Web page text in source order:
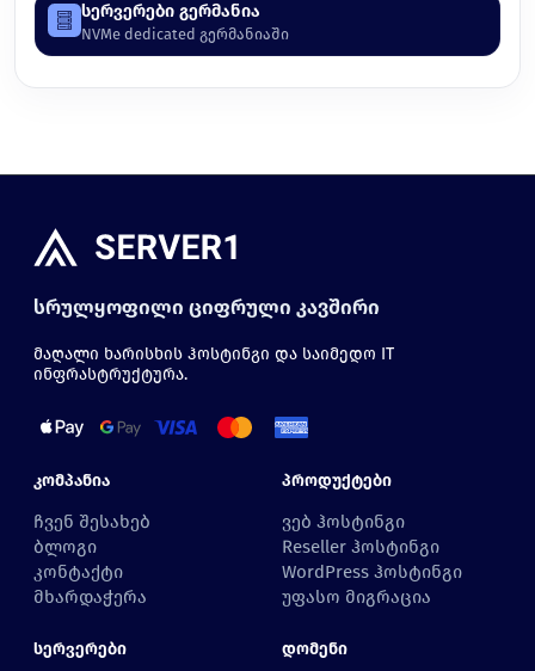
სერვერები გერმანია
NVMe dedicated გერმანიაში
სრულყოფილი ციფრული კავშირი
მაღალი ხარისხის ჰოსტინგი და საიმედო IT
ინფრასტრუქტურა.
Კომპანია
ჩვენ შესახებ
ბლოგი
კონტაქტი
მხარდაჭერა
Პროდუქტები
ვებ ჰოსტინგი
Reseller ჰოსტინგი
WordPress ჰოსტინგი
უფასო მიგრაცია
Სერვერები Დომენი